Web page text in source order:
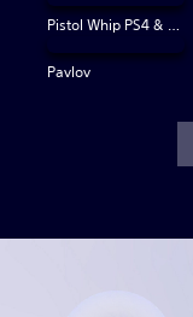
Pistol Whip PS4 & PS5
Pavlov